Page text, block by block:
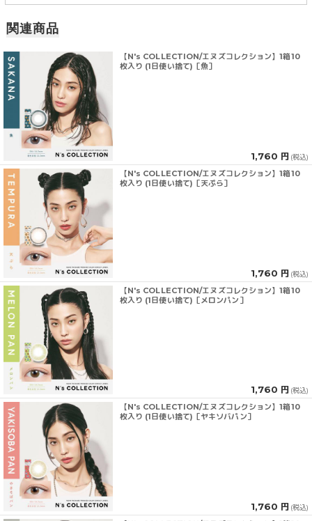
関連商品
【N's COLLECTION/エヌズコレクション】1箱10
枚入り (1日使い捨て)［魚］
1,760 円 (税込)
【N's COLLECTION/エヌズコレクション】1箱10
枚入り (1日使い捨て)［天ぷら］
1,760 円 (税込)
【N's COLLECTION/エヌズコレクション】1箱10
枚入り (1日使い捨て)［メロンパン］
1,760 円 (税込)
【N's COLLECTION/エヌズコレクション】1箱10
枚入り (1日使い捨て)［ヤキソバパン］
1,760 円 (税込)